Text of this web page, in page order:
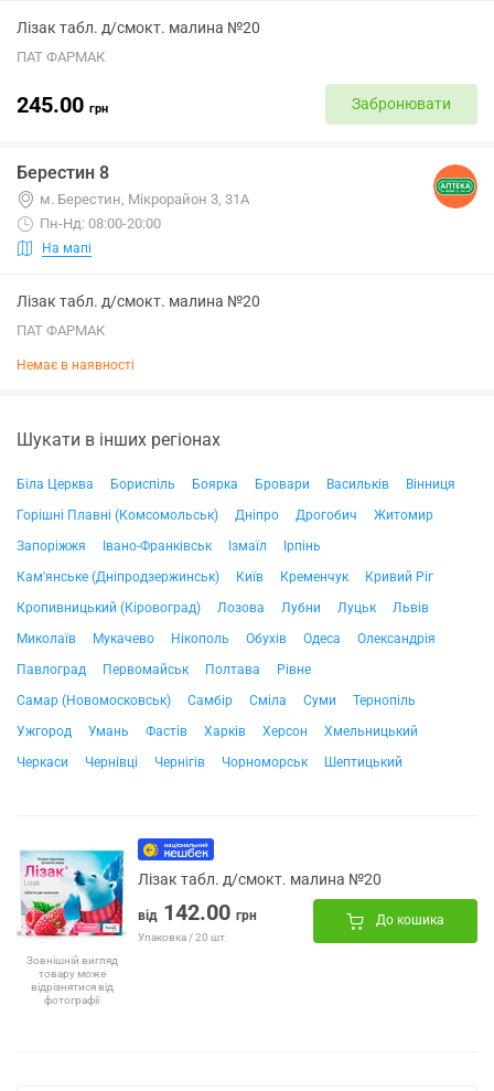
Лізак табл. д/смокт. малина №20
ПАТ ФАРМАК
245.00 грн Забронювати
Берестин 8
м. Берестин, Мікрорайон 3, 31А
Пн-Нд: 08:00-20:00
На мапі
Лізак табл. д/смокт. малина №20
ПАТ ФАРМАК
Немає в наявності
Шукати в інших регіонах
Біла Церква Бориспіль Боярка Бровари Васильків
Вінниця
Горішні Плавні (Комсомольськ)
Дніпро Дрогобич
Житомир
Запоріжжя
Івано-Франківськ Ізмаїл
Ірпінь
Кам'янське (Дніпродзержинськ)
Київ Кременчук
Кривий Ріг
Кропивницький (Кіровоград)
Лозова Лубни Луцьк
Львів
Миколаїв
Мукачево Нікополь Обухів Одеса
Олександрія
Павлоград
Первомайськ Полтава
Рівне
Самар (Новомосковськ)
Самбір Сміла Суми
Тернопіль
Ужгород
Умань Фастів Харків Херсон
Хмельницький
Черкаси
Чернівці Чернігів Чорноморськ Шептицький
Зовнішній вигляд
товару може
відрізнятися від
фотографії
Лізак табл. д/смокт. малина №20
від 142.00 грн
Упаковка / 20 шт.
До кошика